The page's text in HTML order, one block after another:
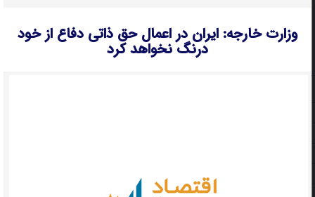
وزارت خارجه: ایران در اعمال حق ذاتی دفاع از خود
درنگ نخواهد کرد